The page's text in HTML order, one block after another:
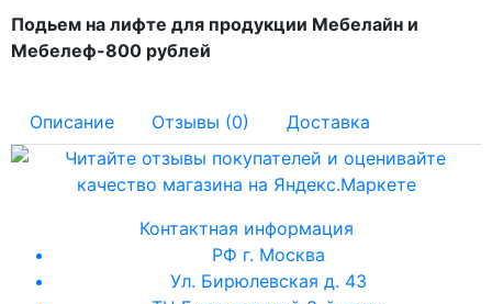
Подьем на лифте для продукции Мебелайн и
Мебелеф-800 рублей
Описание Отзывы (0) Доставка
Контактная информация
РФ г. Москва
Ул. Бирюлевская д. 43